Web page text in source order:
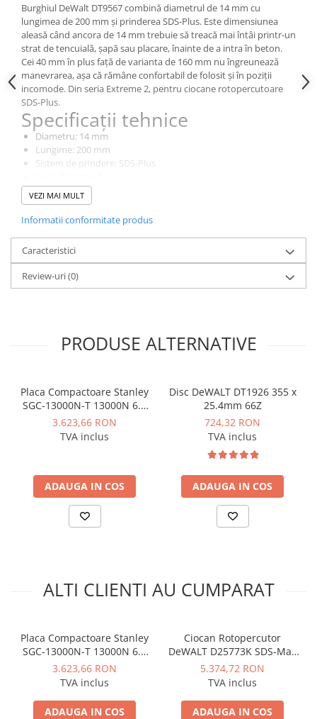
Recuperatoare de caldura
Accesorii echipamente de
ventilatie si climatizare
Instalatii de apa si canalizare
Alimentare cu apa
Canalizare interioara
Canalizare exterioara
Canalizare pluviala
Instalatii de gaz
Tevi PEHD gaz
Fitinguri gaz
Vane de gaz si robineti
Aparate sudura si dispozitive gaz
Izolatii pentru sisteme solare
Polistiren expandat
Vata minerala bazaltica
Automatizari si elemente de
Grupuri de circulatie
Manometre, presostate si
Servoregulatoare
Ventile termice de amestec
Traductoare
UPS-uri si stabilizatoare de
tensiune
Burghiul DeWalt DT9567 combină diametrul de 14 mm cu
lungimea de 200 mm și prinderea SDS-Plus. Este dimensiunea
aleasă când ancora de 14 mm trebuie să treacă mai întâi printr-un
strat de tencuială, șapă sau placare, înainte de a intra în beton.
Cei 40 mm în plus față de varianta de 160 mm nu îngreunează
manevrarea, așa că rămâne confortabil de folosit și în poziții
incomode. Din seria Extreme 2, pentru ciocane rotopercutoare
SDS-Plus.
Specificații tehnice
Diametru: 14 mm
Lungime: 200 mm
Sistem de prindere: SDS-Plus
Cantitate: 1 bucată
VEZI MAI MULT
Informatii conformitate produs
Caracteristici
Review-uri(0)
PRODUSE ALTERNATIVE
Placa Compactoare Stanley
SGC-13000N-T 13000N 6.5
CP 196cc
3.623,66 RON
TVA inclus
ADAUGA IN COS
Disc DeWALT DT1926 355 x
25.4mm 66Z
724,32 RON
TVA inclus
ADAUGA IN COS
ALTI CLIENTI AU CUMPARAT
Placa Compactoare Stanley
SGC-13000N-T 13000N 6.5
CP 196cc
3.623,66 RON
TVA inclus
ADAUGA IN COS
Ciocan Rotopercutor
DeWALT D25773K SDS-Max
1700 W 19.4 J
5.374,72 RON
TVA inclus
ADAUGA IN COS